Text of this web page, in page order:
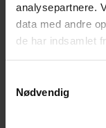
analysepartnere.
data med andre
de har indsamlet
Nødvendig
vide, hvor og